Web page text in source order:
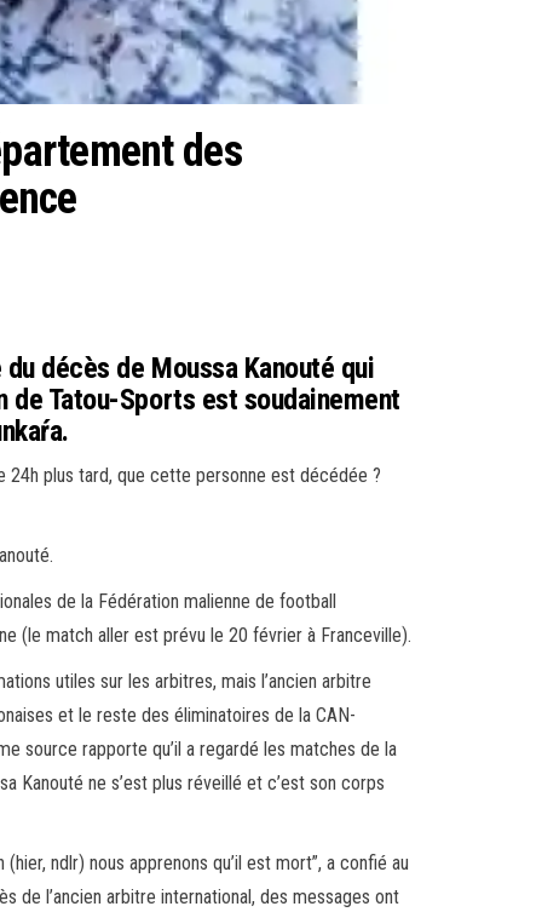
des
décès de Moussa Kanouté qui
de Tatou-Sports est soudainement
24h plus tard, que cette personne est décédée ?
de la Fédération malienne de football
(le match aller est prévu le 20 février à Franceville).
utiles sur les arbitres, mais l’ancien arbitre
et le reste des éliminatoires de la CAN-
source rapporte qu’il a regardé les matches de la
Kanouté ne s’est plus réveillé et c’est son corps
ndlr) nous apprenons qu’il est mort”, a confié au
de l’ancien arbitre international, des messages ont